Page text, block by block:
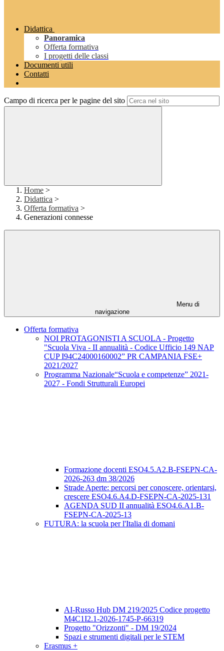
Didattica
Panoramica
Offerta formativa
I progetti delle classi
Documenti utili
Contatti
Campo di ricerca per le pagine del sito
Home >
Didattica >
Offerta formativa >
Generazioni connesse
Menu di
navigazione
Offerta formativa
NOI PROTAGONISTI A SCUOLA - Progetto
"Scuola Viva - II annualità - Codice Ufficio 149 NAP
CUP I94C24000160002” PR CAMPANIA FSE+
2021/2027
Programma Nazionale“Scuola e competenze” 2021-
2027 - Fondi Strutturali Europei
Formazione docenti ESO4.5.A2.B-FSEPN-CA-
2026-263 dm 38/2026
Strade Aperte: percorsi per conoscere, orientarsi,
crescere ESO4.6.A4.D-FSEPN-CA-2025-131
AGENDA SUD II annualità ESO4.6.A1.B-
FSEPN-CA-2025-13
FUTURA: la scuola per l'Italia di domani
AI-Russo Hub DM 219/2025 Codice progetto
M4C1I2.1-2026-1745-P-66319
Progetto "Orizzonti" - DM 19/2024
Spazi e strumenti digitali per le STEM
Erasmus +